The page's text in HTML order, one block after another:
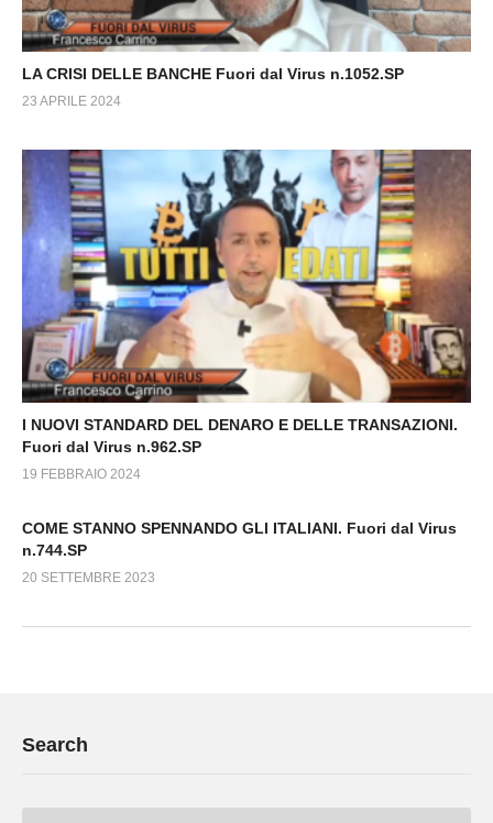
LA CRISI DELLE BANCHE Fuori dal Virus n.1052.SP
23 APRILE 2024
I NUOVI STANDARD DEL DENARO E DELLE TRANSAZIONI.
Fuori dal Virus n.962.SP
19 FEBBRAIO 2024
COME STANNO SPENNANDO GLI ITALIANI. Fuori dal Virus
n.744.SP
20 SETTEMBRE 2023
Search